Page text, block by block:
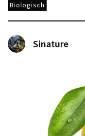
Biologisch
Sinature